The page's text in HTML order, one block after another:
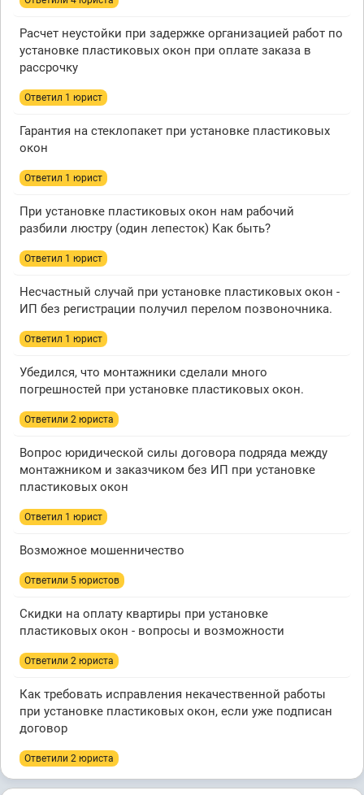
Расчет неустойки при задержке организацией работ по
установке пластиковых окон при оплате заказа в
рассрочку
Ответил 1 юрист
Гарантия на стеклопакет при установке пластиковых
окон
Ответил 1 юрист
При установке пластиковых окон нам рабочий
разбили люстру (один лепесток) Как быть?
Ответил 1 юрист
Несчастный случай при установке пластиковых окон -
ИП без регистрации получил перелом позвоночника.
Ответил 1 юрист
Убедился, что монтажники сделали много
погрешностей при установке пластиковых окон.
Ответили 2 юристa
Вопрос юридической силы договора подряда между
монтажником и заказчиком без ИП при установке
пластиковых окон
Ответил 1 юрист
Возможное мошенничество
Ответили 5 юристов
Скидки на оплату квартиры при установке
пластиковых окон - вопросы и возможности
Ответили 2 юристa
Как требовать исправления некачественной работы
при установке пластиковых окон, если уже подписан
договор
Ответили 2 юристa